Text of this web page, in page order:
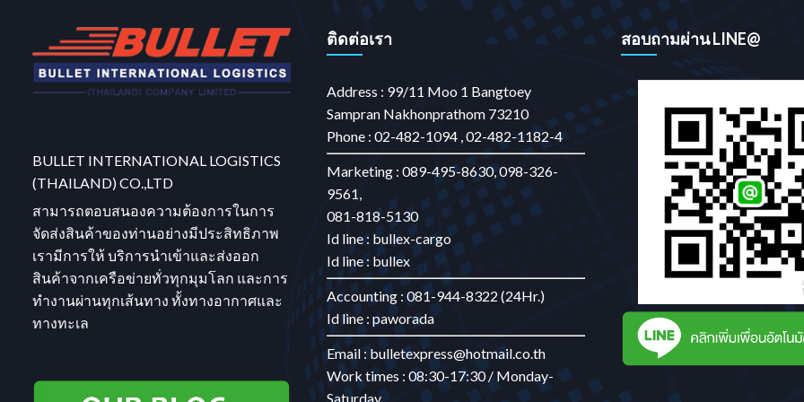
Find out more →
Find out more →
BULLET INTERNATIONAL LOGISTICS
(THAILAND) CO.,LTD
สามารถตอบสนองความต้องการในการ
จัดส่งสินค้าของท่านอย่างมีประสิทธิภาพ
เรามีการให้ บริการนำเข้าและส่งออก
สินค้าจากเครือข่ายทั่วทุกมุมโลก และการ
ทำงานผ่านทุกเส้นทาง ทั้งทางอากาศและ
ทางทะเล
ติดต่อเรา
Address : 99/11 Moo 1 Bangtoey
Sampran Nakhonprathom 73210
Phone : 02-482-1094 , 02-482-1182-4
Marketing : 089-495-8630, 098-326-
9561,
081-818-5130
Id line : bullex-cargo
Id line : bullex
Accounting : 081-944-8322 (24Hr.)
Id line : paworada
Email : bulletexpress@hotmail.co.th
Work times : 08:30-17:30 / Monday-
Saturday
สอบถามผ่าน LINE@